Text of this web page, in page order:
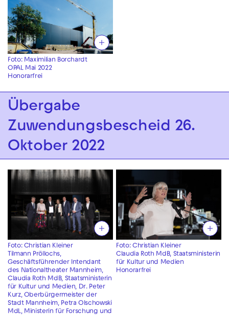
Foto: Maximilian Borchardt
OPAL Mai 2022
Honorarfrei
Übergabe
Zuwendungsbescheid 26.
Oktober 2022
Foto: Christian Kleiner
Tilmann Pröllochs,
Geschäftsführender Intendant
des Nationaltheater Mannheim,
Claudia Roth MdB, Staatsministerin
für Kultur und Medien, Dr. Peter
Kurz, Oberbürgermeister der
Stadt Mannheim, Petra Olschowski
MdL, Ministerin für Forschung und
Foto: Christian Kleiner
Claudia Roth MdB, Staatsministerin
für Kultur und Medien
Honorarfrei